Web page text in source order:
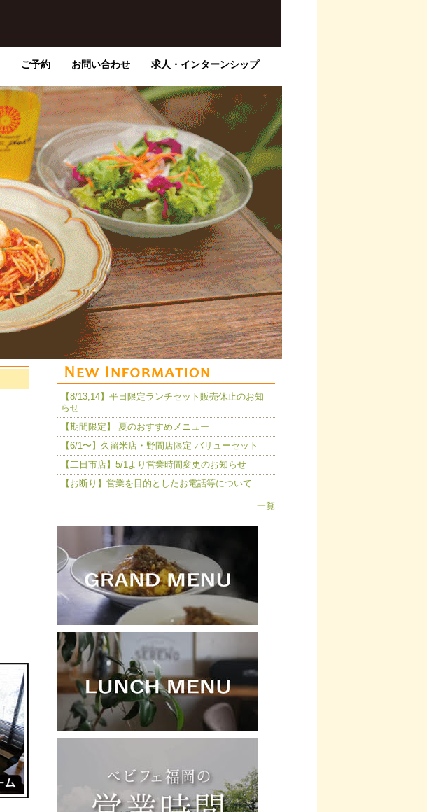
ご予約 お問い合わせ 求人・インターンシップ
【8/13,14】平日限定ランチセット販売休止のお知
らせ
【期間限定】 夏のおすすめメニュー
【6/1〜】久留米店・野間店限定 バリューセット
【二日市店】5/1より営業時間変更のお知らせ
【お断り】営業を目的としたお電話等について
一覧